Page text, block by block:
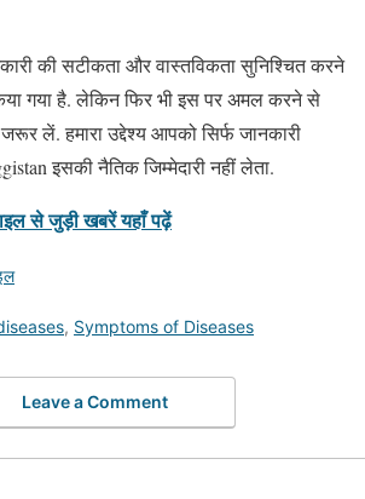
की सटीकता और वास्तविकता सुनिश्चित करने
गया है. लेकिन फिर भी इस पर अमल करने से
लें. हमारा उद्देश्य आपको सिर्फ जानकारी
इसकी नैतिक जिम्मेदारी नहीं लेता.
से जुड़ी खबरें यहाँ पढ़ें
, Symptoms of Diseases
Leave a Comment